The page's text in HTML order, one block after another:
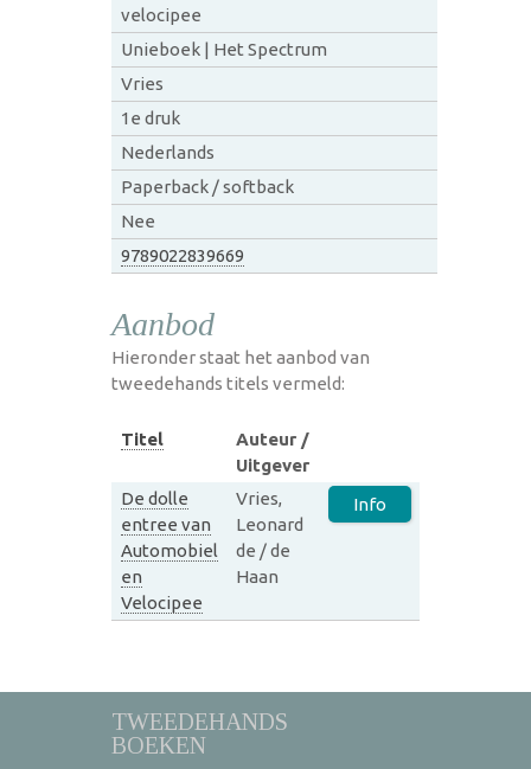
velocipee
Unieboek | Het Spectrum
Vries
1e druk
Nederlands
Paperback / softback
Nee
9789022839669
Aanbod
Hieronder staat het aanbod van
tweedehands titels vermeld:
Titel
Auteur /
Uitgever
De dolle
entree van
Automobiel
en
Velocipee
Vries,
Leonard
de / de
Haan
Info
TWEEDEHANDS
BOEKEN